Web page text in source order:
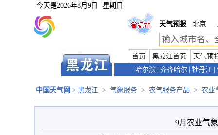
今天是2026年8月9日 星期日
天气预报 北京
首页 黑龙江首页
天气预
哈尔滨 齐齐哈尔 牡丹江
中国天气网 > 黑龙江 > 气象服务 > 农气服务产品 > 农业
9月农业气